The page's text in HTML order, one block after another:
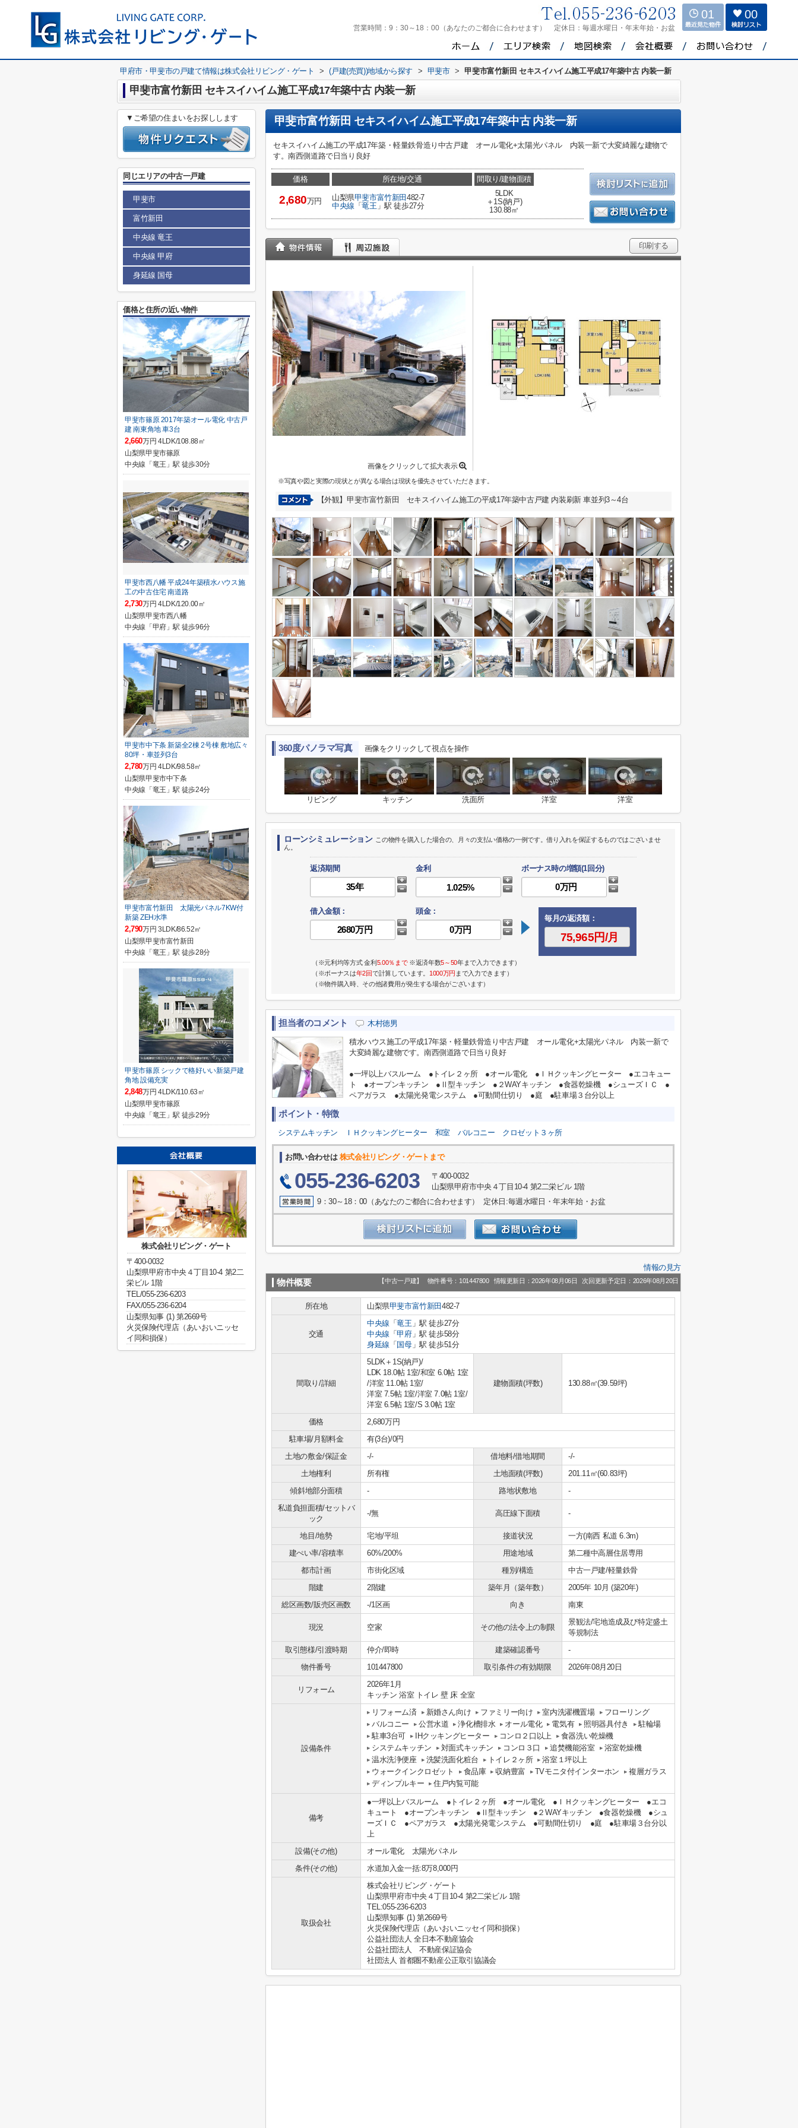
営業時間： 9：30～18：00（あなたのご都合に合わせます） 定休日： 毎週水曜日・年末年始・お盆
01 00
甲府市・甲斐市の戸建て情報は株式会社リビング・ゲート > (戸建(売買))地域から探す > 甲斐市 > 甲斐市富竹新田 セキスイハイム施工平成17年築中古 内装一新
甲斐市富竹新田 セキスイハイム施工平成17年築中古 内装一新
甲斐市富竹新田 セキスイハイム施工平成17年築中古 内装一新
セキスイハイム施工の平成17年築・軽量鉄骨造り中古戸建 オール電化+太陽光パネル 内装一新で大変綺麗な建物で
す。南西側道路で日当り良好
価格
2,680万円
所在地/交通
山梨県甲斐市富竹新田482-7
中央線 「竜王 」駅 徒歩27分
間取り/建物面積
5LDK
＋1S(納戸)
130.88㎡
印刷する
画像をクリックして拡大表示
※写真や図と実際の現状とが異なる場合は現状を優先させていただきます。
【外観】甲斐市富竹新田 セキスイハイム施工の平成17年築中古戸建 内装刷新 車並列3～4台
360度パノラマ写真 画像をクリックして視点を操作
リビング キッチン 洗面所 洋室 洋室
ローンシミュレーション この物件を購入した場合の、月々の支払い価格の一例です。借り入れを保証するものではございませ
ん。
返済期間 金利 ボーナス時の増額(1回分)
借入金額：
頭金：
毎月の返済額：
（※元利均等方式 金利5.00％まで※返済年数5～50年まで入力できます）
（※ボーナスは年2回で計算しています。 1000万円 まで入力できます）
（※物件購入時、その他諸費用が発生する場合がございます）
担当者のコメント 木村徳男
積水ハウス施工の平成17年築・軽量鉄骨造り中古戸建 オール電化+太陽光パネル 内装一新で
大変綺麗な建物です。南西側道路で日当り良好
●一坪以上バスルーム ●トイレ２ヶ所 ●オール電化 ●ＩＨクッキングヒーター ●エコキュー
ト ●オープンキッチン ●Ⅱ型キッチン ●２WAYキッチン ●食器乾燥機 ●シューズＩＣ ●
ペアガラス ●太陽光発電システム ●可動間仕切り ●庭 ●駐車場３台分以上
ポイント・特徴
システムキッチン ＩＨクッキングヒーター 和室 バルコニー クロゼット３ヶ所
お問い合わせは 株式会社リビング・ゲートまで
055-236-6203
〒400-0032
山梨県甲府市中央４丁目10-4 第2二栄ビル 1階
9：30～18：00（あなたのご都合に合わせます） 定休日:毎週水曜日・年末年始・お盆
情報の見方
物件概要 【中古一戸建】 物件番号：101447800 情報更新日：2026年08月06日 次回更新予定日：2026年08月20日
所在地 山梨県甲斐市富竹新田482-7
交通
中央線 「竜王 」駅 徒歩27分
中央線 「甲府」駅 徒歩58分
身延線 「 国母」駅 徒歩51分
間取り/詳細
5LDK＋1S(納戸)/
LDK 18.0帖 1室/和室 6.0帖 1室
/洋室 11.0帖 1室/
洋室 7.5帖 1室/洋室 7.0帖 1室/
洋室 6.5帖 1室/S 3.0帖 1室
建物面積(坪数) 130.88㎡(39.59坪)
価格
2,680万円
駐車場/月額料金
有(3台)/0円
土地の敷金/保証金
-/- 借地料/借地期間
-/-
土地権利
所有権 土地面積(坪数)
201.11㎡(60.83坪)
傾斜地部分面積
- 路地状敷地
-
私道負担面積/セットバ
ック
-/無 高圧線下面積 -
地目/地勢 宅地/平坦 接道状況
一方(南西 私道 6.3m)
建ぺい率/容積率
60%/200% 用途地域
第二種中高層住居専用
都市計画
市街化区域 種別/構造
中古一戸建/軽量鉄骨
階建
2階建 築年月（築年数）
2005年 10月 (築20年)
総区画数/販売区画数
-/1区画 向き 南東
現況 空家 その他の法令上の制限
景観法/宅地造成及び特定盛土
等規制法
取引態様/引渡時期
仲介/即時 建築確認番号
-
物件番号
101447800 取引条件の有効期限 2026年08月20日
リフォーム
2026年1月
キッチン 浴室 トイレ 壁 床 全室
設備条件
リフォーム済 新婚さん向け ファミリー向け 室内洗濯機置場
フローリング
バルコニー
公営水道 浄化槽排水 オール電化 電気有 照明器具付き
駐輪場
駐車3台可
IHクッキングヒーター コンロ２口以上
食器洗い乾燥機
システムキッチン
対面式キッチン コンロ３口 追焚機能浴室
浴室乾燥機
温水洗浄便座
洗髪洗面化粧台 トイレ２ヶ所
浴室１坪以上
ウォークインクロゼット
食品庫 収納豊富 TVモニタ付インターホン
複層ガラス
ディンプルキー
住戸内覧可能
備考
●一坪以上バスルーム ●トイレ２ヶ所 ●オール電化 ●ＩＨクッキングヒーター ●エコ
キュート ●オープンキッチン ●Ⅱ型キッチン ●２WAYキッチン ●食器乾燥機 ●シュ
ーズＩＣ ●ペアガラス ●太陽光発電システム ●可動間仕切り ●庭 ●駐車場３台分以
上
設備(その他)
オール電化 太陽光パネル
条件(その他)
水道加入金一括:8万8,000円
取扱会社
株式会社リビング・ゲート
山梨県甲府市中央４丁目10-4 第2二栄ビル 1階
TEL:055-236-6203
山梨県知事 (1) 第2669号
火災保険代理店（あいおいニッセイ同和損保）
公益社団法人 全日本不動産協会
公益社団法人 不動産保証協会
社団法人 首都圏不動産公正取引協議会
▼ご希望の住まいをお探しします
同じエリアの中古一戸建
甲斐市
富竹新田
中央線 竜王
中央線 甲府
身延線 国母
価格と住所の近い物件
甲斐市篠原 2017年築オール電化 中古戸
建 南東角地 車3台
2,660万円 4LDK/108.88㎡
山梨県甲斐市篠原
中央線「竜王」駅 徒歩30分
甲斐市西八幡 平成24年築積水ハウス施
工の中古住宅 南道路
2,730万円 4LDK/120.00㎡
山梨県甲斐市西八幡
中央線「甲府」駅 徒歩96分
甲斐市中下条 新築全2棟 2号棟 敷地広々
80坪・車並列3台
2,780万円 4LDK/98.58㎡
山梨県甲斐市中下条
中央線「竜王」駅 徒歩24分
甲斐市富竹新田 太陽光パネル7KW付
新築 ZEH水準
2,790万円 3LDK/86.52㎡
山梨県甲斐市富竹新田
中央線「竜王」駅 徒歩28分
甲斐市篠原 シックで格好いい新築戸建
角地 設備充実
2,848万円 4LDK/110.63㎡
山梨県甲斐市篠原
中央線「竜王」駅 徒歩29分
株式会社リビング・ゲート
〒400-0032
山梨県甲府市中央４丁目10-4 第2二
栄ビル 1階
TEL/055-236-6203
FAX/055-236-6204
山梨県知事 (1) 第2669号
火災保険代理店（あいおいニッセ
イ同和損保）